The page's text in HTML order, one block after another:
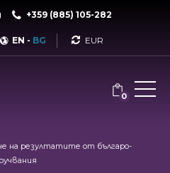
+359 (885) 105-282
EN - BG Currency
0
на резултатите от българо-